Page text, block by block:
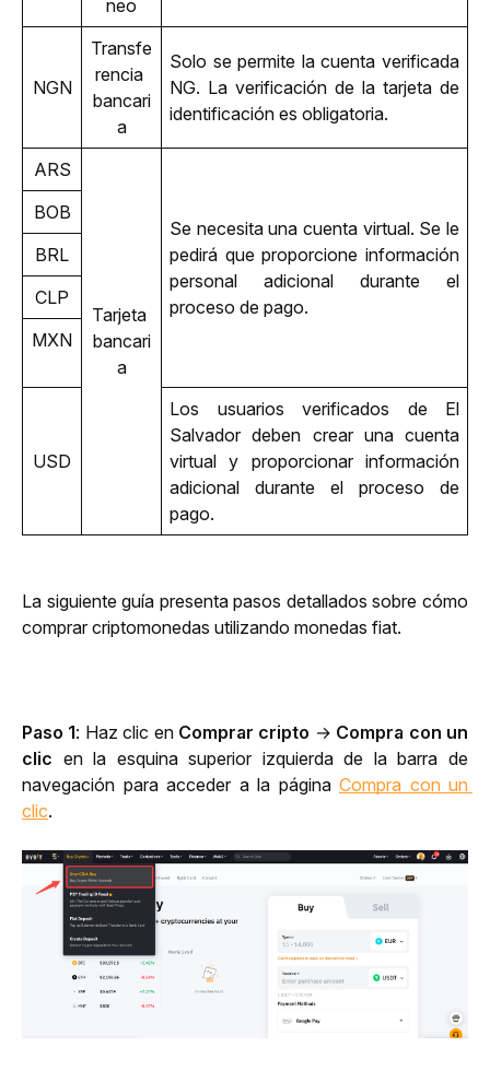
neo
NGN
Transfe
rencia
bancari
a
Solo se permite la cuenta verificada
NG. La verificación de la tarjeta de
identificación es obligatoria.
ARS
Tarjeta
bancari
a
Se necesita una cuenta virtual. Se le
pedirá que proporcione información
personal adicional durante el
proceso de pago.
BOB
BRL
CLP
MXN
USD
Los usuarios verificados de El
Salvador deben crear una cuenta
virtual y proporcionar información
adicional durante el proceso de
pago.
La siguiente guía presenta pasos detallados sobre cómo
comprar criptomonedas utilizando monedas fiat.
Paso 1: Haz clic en Comprar cripto → Compra con un
clic en la esquina superior izquierda de la barra de
navegación para acceder a la página Compra con un
clic.